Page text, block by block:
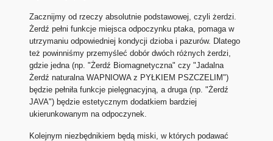
Zacznijmy od rzeczy absolutnie podstawowej, czyli żerdzi.
Żerdź pełni funkcje miejsca odpoczynku ptaka, pomaga w
utrzymaniu odpowiedniej kondycji dzioba i pazurów. Dlatego
też powinniśmy przemyśleć dobór dwóch różnych żerdzi,
gdzie jedna (np. "Żerdź Biomagnetyczna" czy "Jadalna
Żerdź naturalna WAPNIOWA z PYŁKIEM PSZCZELIM")
będzie pełniła funkcje pielęgnacyjną, a druga (np. "Żerdź
JAVA") będzie estetycznym dodatkiem bardziej
ukierunkowanym na odpoczynek.
Kolejnym niezbędnikiem będą miski, w których podawać